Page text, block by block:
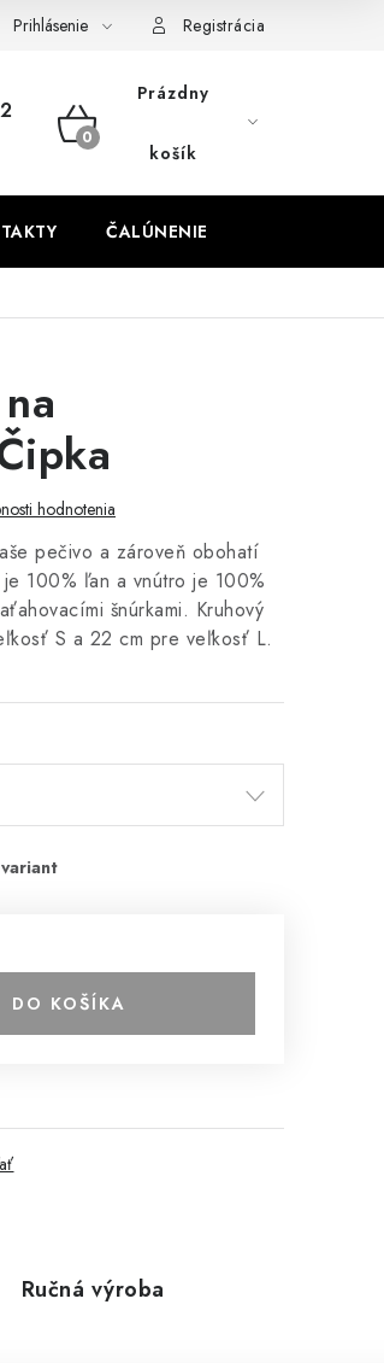
Odstúpenie od zmluvy
Prihlásenie Registrácia
NÁKUPNÝ
Prázdny
košík
ČALÚNENIE
hodnotenia
pečivo a zároveň obohatí
100% ľan a vnútro je 100%
šnúrkami. Kruhový
S a 22 cm pre veľkosť L.
DO KOŠÍKA
Ručná výroba